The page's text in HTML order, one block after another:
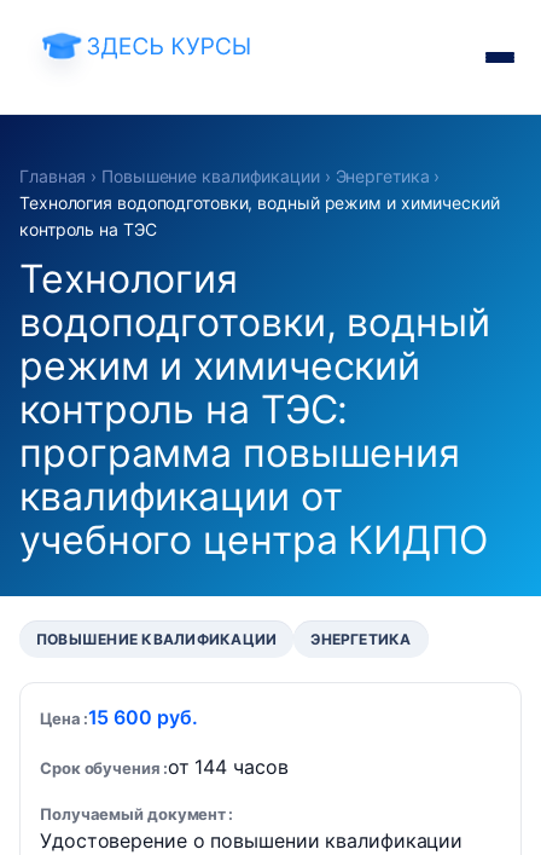
Главная › Повышение квалификации› Энергетика ›
Технология водоподготовки, водный режим и химический
контроль на ТЭС
Технология
водоподготовки, водный
режим и химический
контроль на ТЭС:
программа повышения
квалификации от
учебного центра КИДПО
ПОВЫШЕНИЕ КВАЛИФИКАЦИИ ЭНЕРГЕТИКА
Цена 15 600 руб.
Срок обучения от 144 часов
Получаемый документ
Удостоверение о повышении квалификации